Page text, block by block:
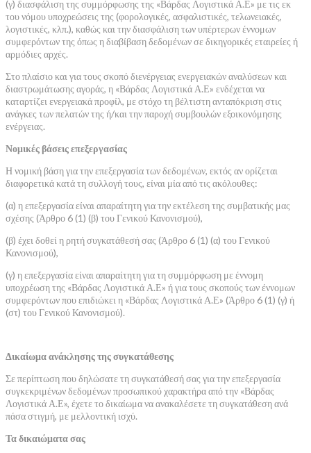
(γ) διασφάλιση της συμμόρφωσης της «Βάρδας Λογιστικά Α.Ε» με τις εκ
του νόμου υποχρεώσεις της (φορολογικές, ασφαλιστικές, τελωνειακές,
λογιστικές, κλπ.), καθώς και την διασφάλιση των υπέρτερων έννομων
συμφερόντων της όπως η διαβίβαση δεδομένων σε δικηγορικές εταιρείες ή
αρμόδιες αρχές.
Στο πλαίσιο και για τους σκοπό διενέργειας ενεργειακών αναλύσεων και
διαστρωμάτωσης αγοράς, η «Βάρδας Λογιστικά Α.Ε» ενδέχεται να
καταρτίζει ενεργειακά προφίλ, με στόχο τη βέλτιστη ανταπόκριση στις
ανάγκες των πελατών της ή/και την παροχή συμβουλών εξοικονόμησης
ενέργειας.
Νομικές βάσεις επεξεργασίας
Η νομική βάση για την επεξεργασία των δεδομένων, εκτός αν ορίζεται
διαφορετικά κατά τη συλλογή τους, είναι μία από τις ακόλουθες:
(α) η επεξεργασία είναι απαραίτητη για την εκτέλεση της συμβατικής μας
σχέσης (Άρθρο 6 (1) (β) του Γενικού Κανονισμού),
(β) έχει δοθεί η ρητή συγκατάθεσή σας (Άρθρο 6 (1) (α) του Γενικού
Κανονισμού),
(γ) η επεξεργασία είναι απαραίτητη για τη συμμόρφωση με έννομη
υποχρέωση της «Βάρδας Λογιστικά Α.Ε» ή για τους σκοπούς των έννομων
συμφερόντων που επιδιώκει η «Βάρδας Λογιστικά Α.Ε» (Άρθρο 6 (1) (γ) ή
(στ) του Γενικού Κανονισμού).
Δικαίωμα ανάκλησης της συγκατάθεσης
Σε περίπτωση που δηλώσατε τη συγκατάθεσή σας για την επεξεργασία
συγκεκριμένων δεδομένων προσωπικού χαρακτήρα από την «Βάρδας
Λογιστικά Α.Ε», έχετε το δικαίωμα να ανακαλέσετε τη συγκατάθεση ανά
πάσα στιγμή, με μελλοντική ισχύ.
Τα δικαιώματα σας